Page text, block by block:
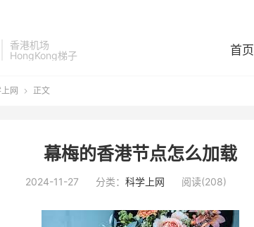
香港机场
HongKong梯子
首页
网  正文
幕梅的香港节点怎么加载
2024-11-27 分类： 科学上网 阅读(208)